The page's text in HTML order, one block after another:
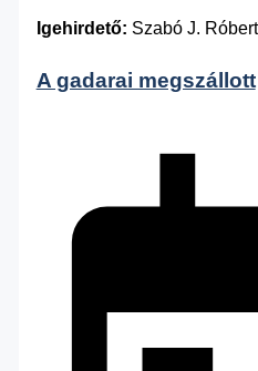
Igehirdető: Szabó J. Róbert
A gadarai megszállott